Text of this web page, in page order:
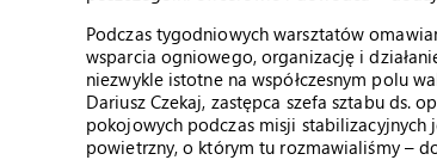
Podczas tygodniowych warsztatów
wsparcia ogniowego, organizację i
niezwykle istotne na współczesnym polu
Dariusz Czekaj, zastępca szefa sztabu ds.
pokojowych podczas misji
powietrzny, o którym tu rozmawialiśmy –